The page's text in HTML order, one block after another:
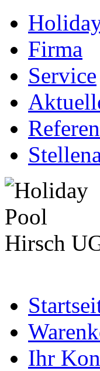
Firma
Service
Ihr